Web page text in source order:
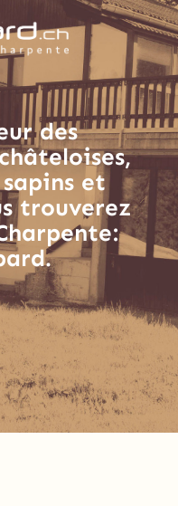
des
et
trouverez